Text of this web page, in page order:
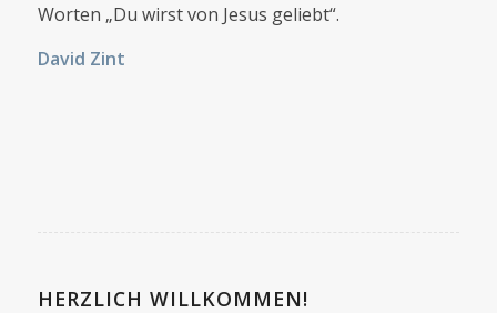
Worten „Du wirst von Jesus geliebt“.
David Zint
HERZLICH WILLKOMMEN!